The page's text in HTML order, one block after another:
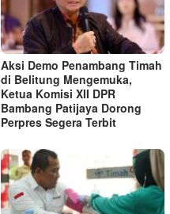
Aksi Demo Penambang Timah
di Belitung Mengemuka,
Ketua Komisi XII DPR
Bambang Patijaya Dorong
Perpres Segera Terbit